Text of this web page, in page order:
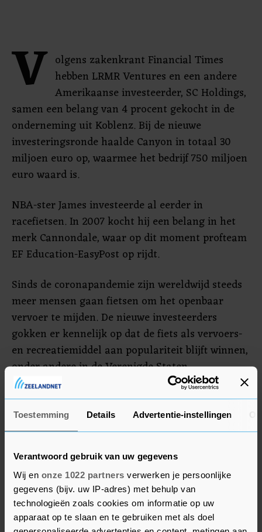
Toestemming Details Advertentie-instellingen
Verantwoord gebruik van uw gegevens
Wij en onze 1022 partners verwerken je persoonlijke
gegevens (bijv. uw IP-adres) met behulp van
technologieën zoals cookies om informatie op uw
apparaat op te slaan en te gebruiken met als doel
V olgens zakenkrant Financial Times
hebben LRMR Ventures en een andere
Amerikaanse investeerder, SC Holdings,
samen een belang van 4 procent gekocht in de
onderneming uit Koblenz. Bij de nieuwe
investeringsronde haalde Canyon in totaal 30
miljoen euro op, waarmee het bedrijf 750 miljoen
euro waard is.
NBA-ster James investeerde al eerder in
racefietsen. In 2007 kocht hij een belang in het
merk Cannondale, waar op dit moment profteam
EF Education-EasyPost op rijdt.
Sinds de coronapandemie zijn wereldwijd steeds
meer mensen gaan fietsen om het openbaar
vervoer te mijden. De nieuwe investeerders
gokken er kennelijk op dat de fiets als vervoers-
en recreatiemiddel aan populariteit blijft winnen,
onder andere in de Verenigde Staten.
Canyon, dat zich voorheen vooral op de Europese
markt richtte, maakte onlangs de stap naar de
Amerikaanse markt. Grootaandeelhouder GBL
Canyon verkoopt zijn racefietsen en
mountainbikes louter via zijn webshops en dat
bedrijfsmodel zou aanslaan bij de Amerikanen.